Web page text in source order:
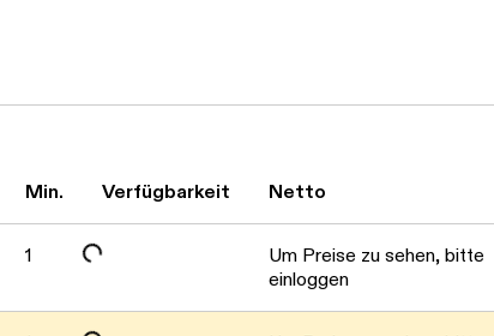
Min. Verfügbarkeit Netto
1 Daten werden geladen. Bitte warten...
Um Preise zu sehen, bitte
einloggen
Daten werden geladen. Bitte warten...